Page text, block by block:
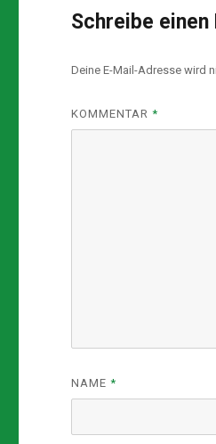
Schreibe einen
Deine E-Mail-Adresse wird
KOMMENTAR*
NAME*